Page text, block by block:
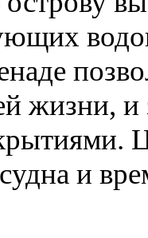
жизни, и
и